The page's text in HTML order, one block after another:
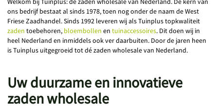
ons bedrijf bestaat al sinds 1978, toen nog onder de naam de West
Friese Zaadhandel. Sinds 1992 leveren wij als Tuinplus topkwaliteit
zaden toebehoren, bloembollen en tuinaccessoires. Dit doen wij in
heel Nederland en inmiddels ook ver daarbuiten. Door de jaren heen
is Tuinplus uitgegroeid tot dé zaden wholesale van Nederland.
Uw duurzame en innovatieve
zaden wholesale